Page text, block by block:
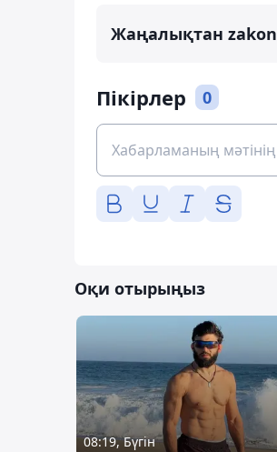
Жаңалықтан
Пікірлер 0
Оқи отырыңыз
08:19, Бүгін